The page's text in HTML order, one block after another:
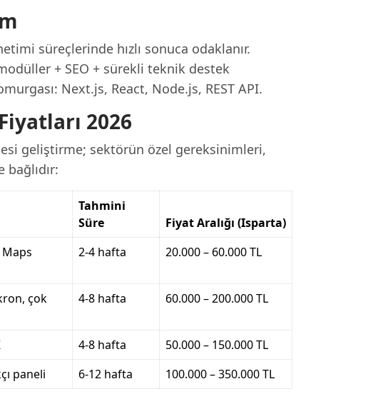
süreçlerinde hızlı sonuca odaklanır.
+ SEO + sürekli teknik destek
Next.js, React, Node.js, REST API.
2026
geliştirme; sektörün özel gereksinimleri,
Tahmini
Süre
Fiyat Aralığı (Isparta)
2-4 hafta 20.000 – 60.000 TL
çok
4-8 hafta 60.000 – 200.000 TL
4-8 hafta
50.000 – 150.000 TL
paneli 6-12 hafta 100.000 – 350.000 TL